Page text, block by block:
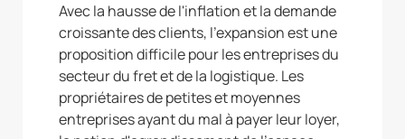
Avec la hausse de l'inflation et la demande
croissante des clients, l'expansion est une
proposition difficile pour les entreprises du
secteur du fret et de la logistique. Les
propriétaires de petites et moyennes
entreprises ayant du mal à payer leur loyer,